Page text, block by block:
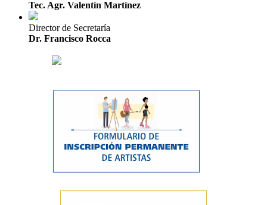
Tec. Agr. Valentín Martínez
Director de Secretaría
Dr. Francisco Rocca